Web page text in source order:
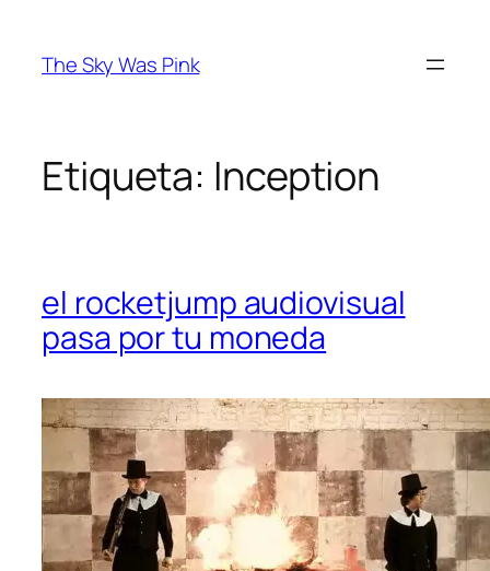
contenido
The Sky Was Pink
Etiqueta: Inception
el rocketjump audiovisual
pasa por tu moneda